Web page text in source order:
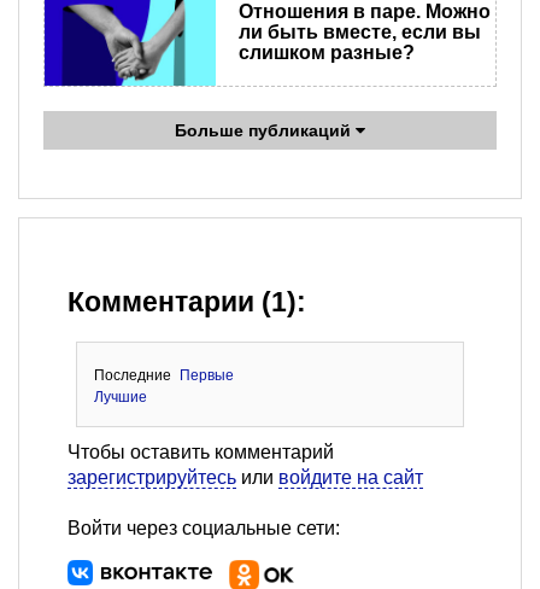
Отношения в паре. Можно
ли быть вместе, если вы
слишком разные?
Больше публикаций
Комментарии (1):
Последние
Первые
Лучшие
Чтобы оставить комментарий
зарегистрируйтесь или войдите на сайт
Войти через социальные сети: